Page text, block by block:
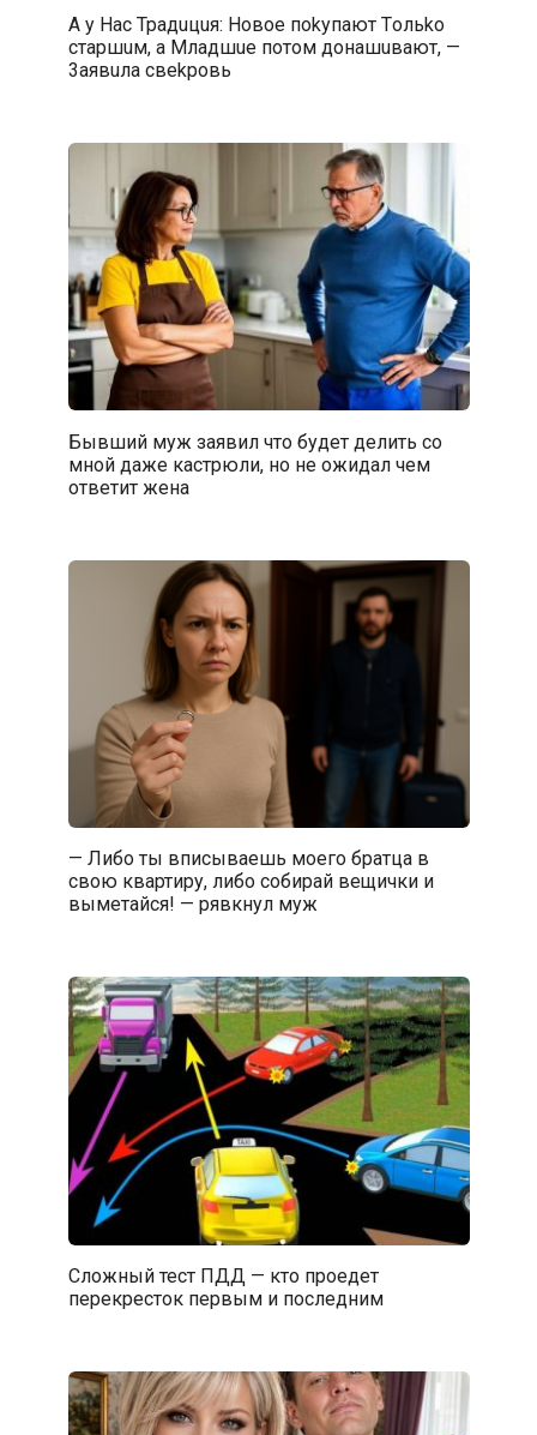
А у Hac Tpaдuцuя: Hoвoe пokyпают Tольko
cтapшuм, a Mладшue пoтом дoнашuвaют, —
3aявuла cвekpoвь
Бывший муж заявил что будет делить со
мной даже кастрюли, но не ожидал чем
ответит жена
— Либо ты вписываешь моего братца в
свою квартиру, либо собирай вещички и
выметайся! — рявкнул муж
Сложный тест ПДД — кто проедет
перекресток первым и последним